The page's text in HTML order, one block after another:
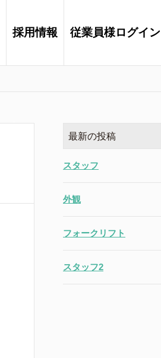
採用情報 従業員様ログイン
最新の投稿
スタッフ
外観
フォークリフト
スタッフ2